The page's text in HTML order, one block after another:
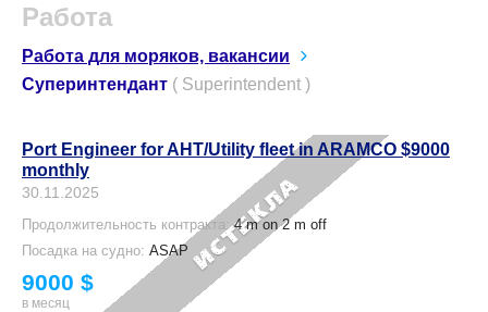
Работа
Работа для моряков, вакансии
Суперинтендант ( Superintendent )
Port Engineer for AHT/Utility fleet in ARAMCO $9000
monthly
30.11.2025
Продолжительность контракта:4 m on 2 m off
Посадка на судно: ASAP
9000 $
в месяц